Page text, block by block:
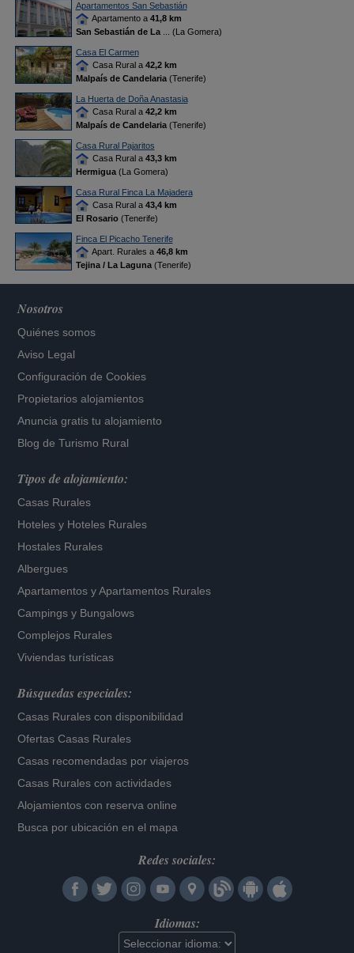
Apartamentos San Sebastián
Apartamento a 41,8 km
San Sebastián de La
... (La Gomera)
Casa El Carmen
Casa Rural a 42,2 km
Malpaís de Candelaria(Tenerife)
La Huerta de Doña Anastasia
Casa Rural a 42,2 km
Malpaís de Candelaria(Tenerife)
Casa Rural Pajaritos
Casa Rural a 43,3 km
Hermigua(La Gomera)
Casa Rural Finca La Majadera
Casa Rural a 43,4 km
El Rosario(Tenerife)
Finca El Picacho Tenerife
Apart. Rurales a 46,8 km
Tejina / La Laguna(Tenerife)
Nosotros
Quiénes somos
Aviso Legal
Configuración de Cookies
Propietarios alojamientos
Anuncia gratis tu alojamiento
Blog de Turismo Rural
Tipos de alojamiento:
Casas Rurales
Hoteles y Hoteles Rurales
Hostales Rurales
Albergues
Apartamentos yApartamentos Rurales
Campings y Bungalows
Complejos Rurales
Viviendas turísticas
Búsquedas especiales:
Casas Rurales con disponibilidad
Ofertas Casas Rurales
Casas recomendadas por viajeros
Casas Rurales con actividades
Alojamientos con reserva online
Busca por ubicación en el mapa
Redes sociales:
Idiomas: